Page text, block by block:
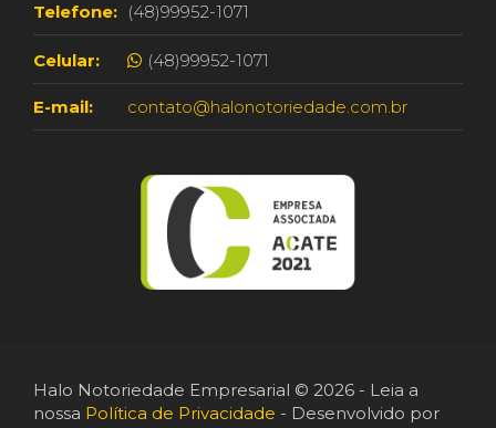
Telefone: (48)99952-1071
Celular: (48)99952-1071
E-mail: contato@halonotoriedade.com.br
Halo Notoriedade Empresarial © 2026 - Leia a
nossa Política de Privacidade - Desenvolvido por